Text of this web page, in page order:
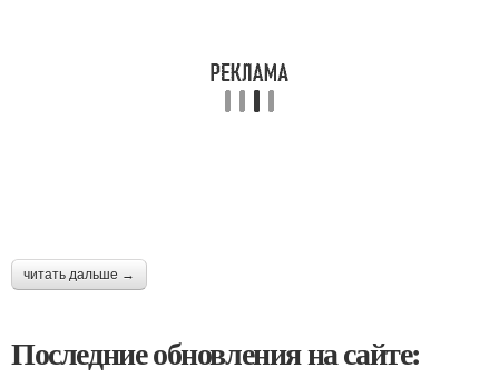
читать дальше →
Последние обновления на сайте: